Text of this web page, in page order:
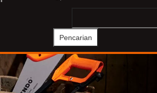
Pencarian